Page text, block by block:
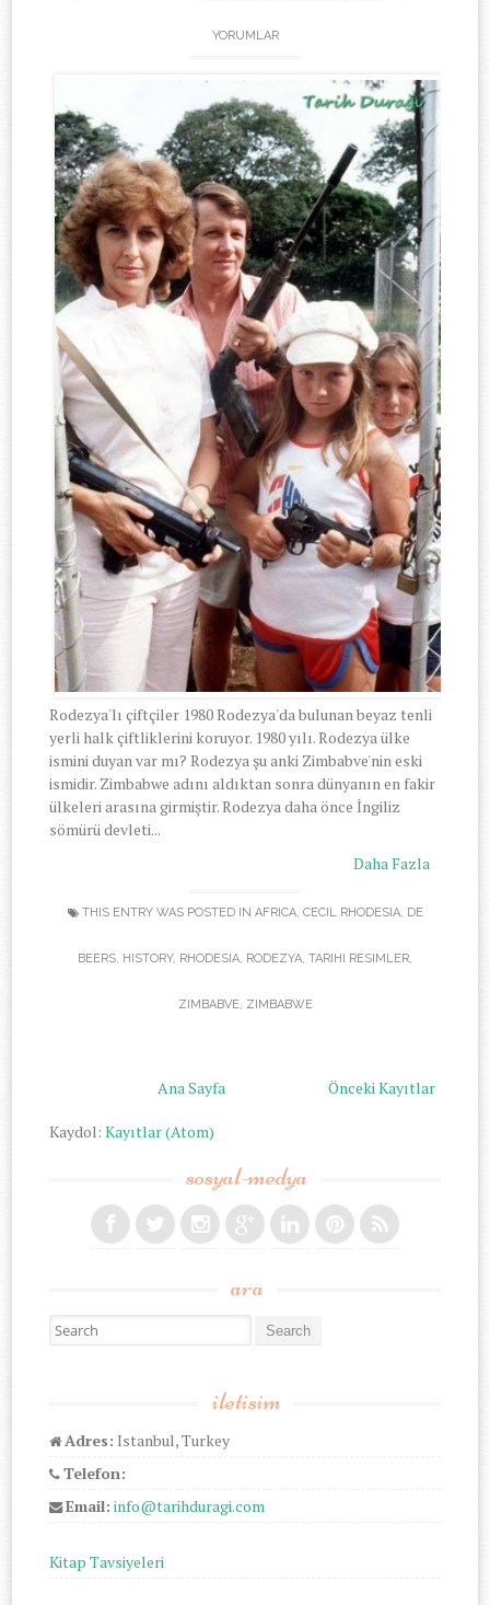
YORUMLAR
Rodezya'lı çiftçiler 1980 Rodezya'da bulunan beyaz tenli
yerli halk çiftliklerini koruyor. 1980 yılı. Rodezya ülke
ismini duyan var mı? Rodezya şu anki Zimbabve'nin eski
ismidir. Zimbabwe adını aldıktan sonra dünyanın en fakir
ülkeleri arasına girmiştir. Rodezya daha önce İngiliz
sömürü devleti...
Daha Fazla
THIS ENTRY WAS POSTED IN AFRICA, CECIL RHODESIA, DE
BEERS, HISTORY, RHODESIA, RODEZYA, TARIHI RESIMLER,
ZIMBABVE, ZIMBABWE
Önceki Kayıtlar
Ana Sayfa
Kaydol:Kayıtlar (Atom)
sosyal-medya
ara
Search for:
iletisim
Adres: Istanbul, Turkey
Telefon:
Email: info@tarihduragi.com
Kitap Tavsiyeleri